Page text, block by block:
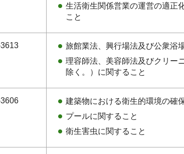
生活衛生関係営業の運営の適正
こと
旅館業法、興行場法及び公衆浴
理容師法、美容師法及びクリー
除く。）に関すること
建築物における衛生的環境の確
プールに関すること
衛生害虫に関すること